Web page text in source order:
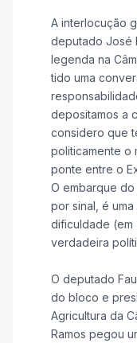
A interlocução
deputado José
legenda na
tido uma
depositamos a
considero que
politicamente o
ponte entre o
O embarque do
por sinal, é
dificuldade
verdadeira
O deputado
do bloco e
Agricultura da
Ramos pegou